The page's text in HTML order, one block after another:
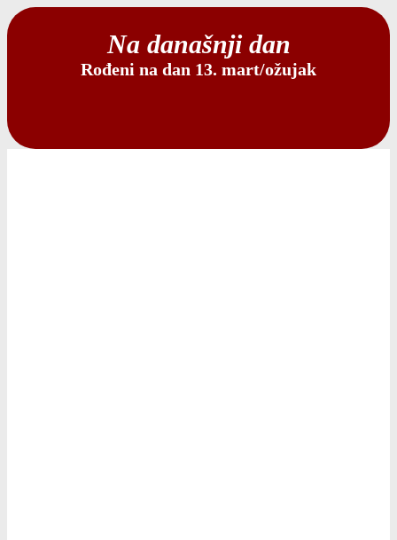
Na današnji dan
Rođeni na dan 13. mart/ožujak